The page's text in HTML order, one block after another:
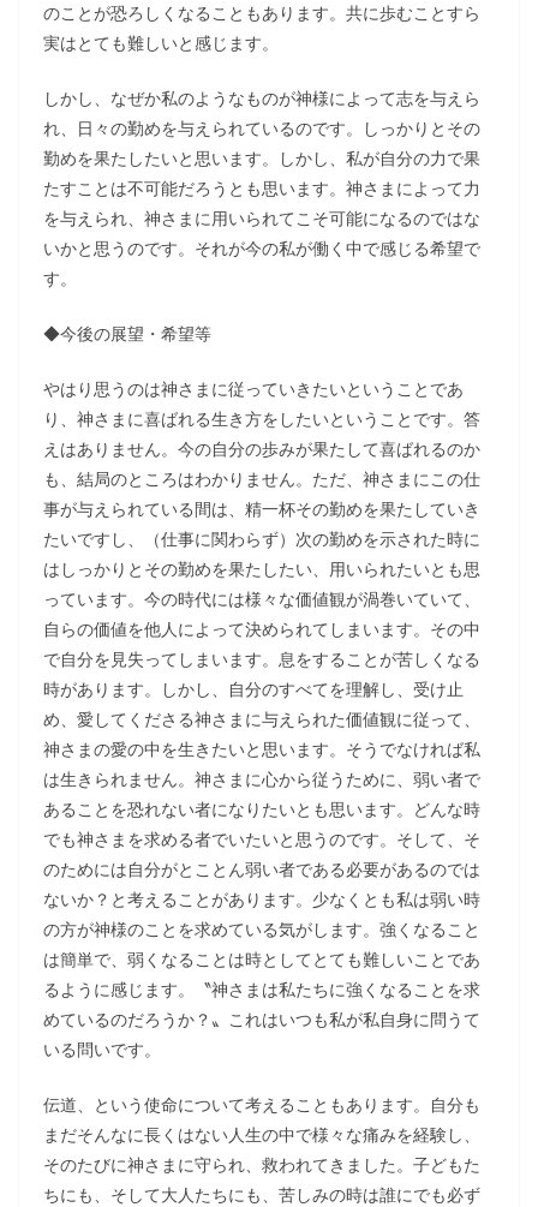
のことが恐ろしくなることもあります。共に歩むことすら
実はとても難しいと感じます。
しかし、なぜか私のようなものが神様によって志を与えら
れ、日々の勤めを与えられているのです。しっかりとその
勤めを果たしたいと思います。しかし、私が自分の力で果
たすことは不可能だろうとも思います。神さまによって力
を与えられ、神さまに用いられてこそ可能になるのではな
いかと思うのです。それが今の私が働く中で感じる希望で
す。
◆今後の展望・希望等
やはり思うのは神さまに従っていきたいということであ
り、神さまに喜ばれる生き方をしたいということです。答
えはありません。今の自分の歩みが果たして喜ばれるのか
も、結局のところはわかりません。ただ、神さまにこの仕
事が与えられている間は、精一杯その勤めを果たしていき
たいですし、（仕事に関わらず）次の勤めを示された時に
はしっかりとその勤めを果たしたい、用いられたいとも思
っています。今の時代には様々な価値観が渦巻いていて、
自らの価値を他人によって決められてしまいます。その中
で自分を見失ってしまいます。息をすることが苦しくなる
時があります。しかし、自分のすべてを理解し、受け止
め、愛してくださる神さまに与えられた価値観に従って、
神さまの愛の中を生きたいと思います。そうでなければ私
は生きられません。神さまに心から従うために、弱い者で
あることを恐れない者になりたいとも思います。どんな時
でも神さまを求める者でいたいと思うのです。そして、そ
のためには自分がとことん弱い者である必要があるのでは
ないか？と考えることがあります。少なくとも私は弱い時
の方が神様のことを求めている気がします。強くなること
は簡単で、弱くなることは時としてとても難しいことであ
るように感じます。〝神さまは私たちに強くなることを求
めているのだろうか？〟これはいつも私が私自身に問うて
いる問いです。
伝道、という使命について考えることもあります。自分も
まだそんなに長くはない人生の中で様々な痛みを経験し、
そのたびに神さまに守られ、救われてきました。子どもた
ちにも、そして大人たちにも、苦しみの時は誰にでも必ず